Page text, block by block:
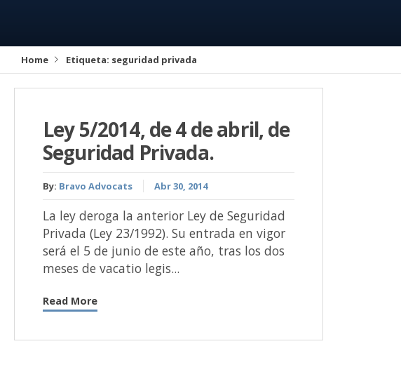
Home Etiqueta: seguridad privada
Ley 5/2014, de 4 de abril, de
Seguridad Privada.
By: Bravo Advocats Abr 30, 2014
La ley deroga la anterior Ley de Seguridad
Privada (Ley 23/1992). Su entrada en vigor
será el 5 de junio de este año, tras los dos
meses de vacatio legis...
Read More